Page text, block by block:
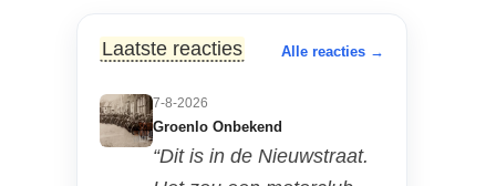
Laatste reacties Alle reacties →
7-8-2026
Groenlo Onbekend
“Dit is in de Nieuwstraat.